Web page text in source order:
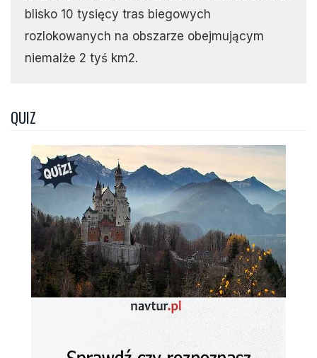
blisko 10 tysięcy tras biegowych
rozlokowanych na obszarze obejmującym
niemalże 2 tyś km2.
QUIZ